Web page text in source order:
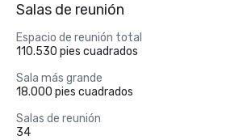
Salas de reunión
Espacio de reunión total
110.530 pies cuadrados
Sala más grande
18.000 pies cuadrados
Salas de reunión
34